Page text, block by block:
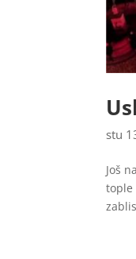
stu
Još
tople